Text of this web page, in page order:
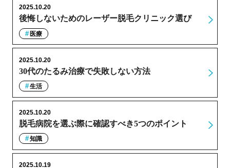
後悔しないためのレーザー脱毛クリニック選び
2025.10.20
医療
30代のたるみ治療で失敗しない方法
2025.10.20
生活
脱毛病院を選ぶ際に確認すべき5つのポイント
2025.10.20
知識
2025.10.19